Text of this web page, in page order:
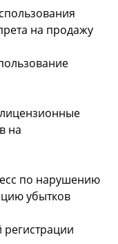
на продажу
на
по нарушению
убытков